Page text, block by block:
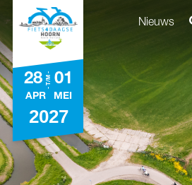
28 - T/M - 01
APR MEI
2027
Nieuws